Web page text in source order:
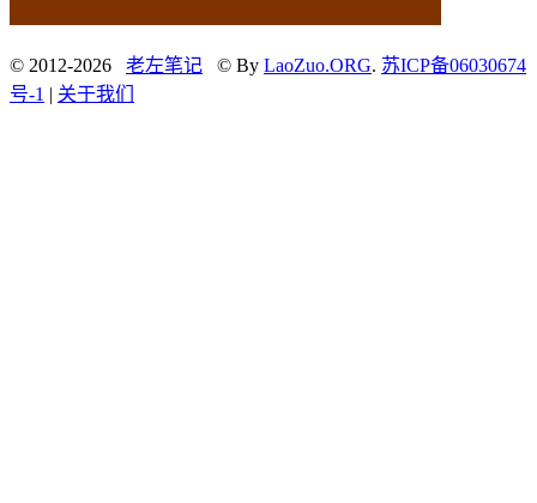
© 2012-2026 老左笔记 © By LaoZuo.ORG. 苏ICP备06030674
号-1 | 关于我们